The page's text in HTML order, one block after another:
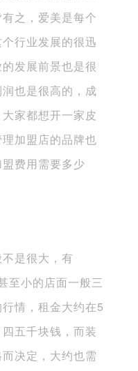
之，爱美是每个
行业发展的很迅
发展前景也是很
也是很高的，成
家都想开一家皮
加盟店的品牌也
费用需要多少
是很大，有
至小的店面一般三
情，租金大约在5
五千块钱，而装
决定，大约也需